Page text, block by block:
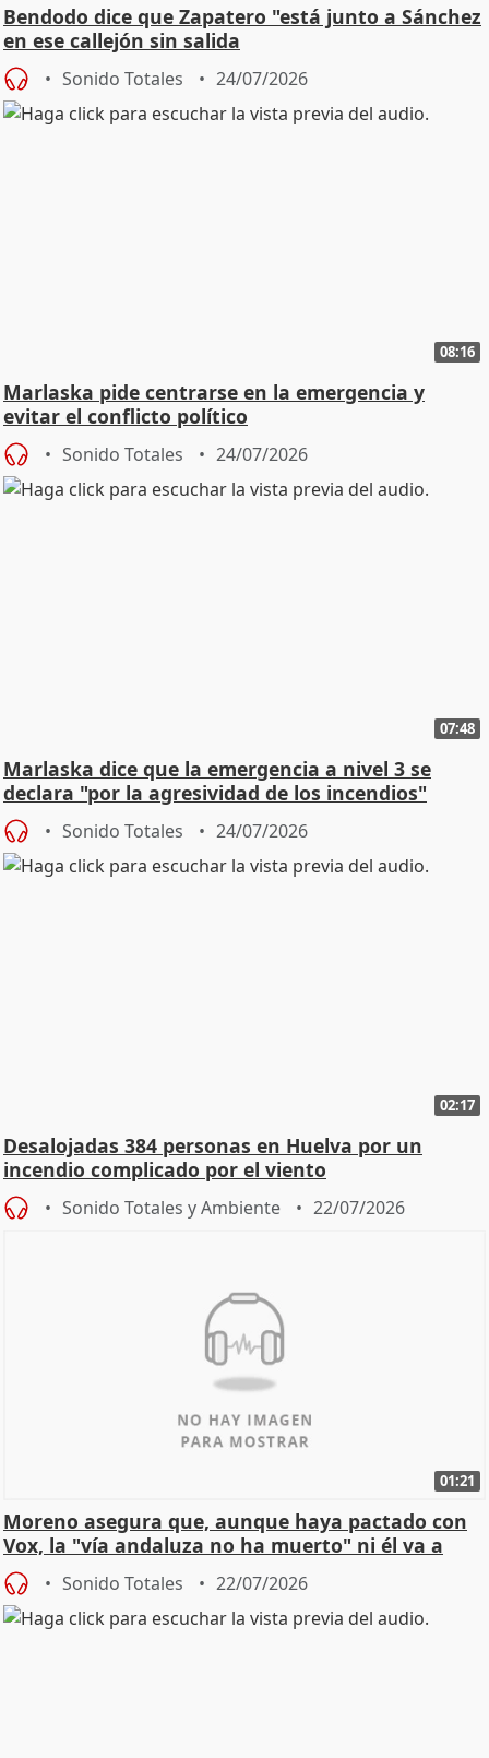
Bendodo dice que Zapatero "está junto a Sánchez
en ese callejón sin salida
Sonido Totales 24/07/2026
08:16
Marlaska pide centrarse en la emergencia y
evitar el conflicto político
Sonido Totales 24/07/2026
07:48
Marlaska dice que la emergencia a nivel 3 se
declara "por la agresividad de los incendios"
Sonido Totales 24/07/2026
02:17
Desalojadas 384 personas en Huelva por un
incendio complicado por el viento
Sonido Totales y Ambiente 22/07/2026
01:21
Moreno asegura que, aunque haya pactado con
Vox, la "vía andaluza no ha muerto" ni él va a
"cambiar"
Sonido Totales 22/07/2026